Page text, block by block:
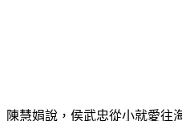
是造船系，後來她透過朋友得